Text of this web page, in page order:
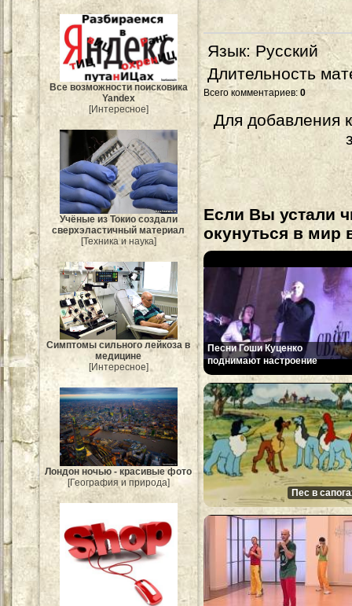
Все возможности поисковика
Yandex
[Интересное]
Учёные из Токио создали
сверхэластичный материал
[Техника и наука]
Симптомы сильного лейкоза в
медицине
[Интересное]
Лондон ночью - красивые фото
[География и природа]
Язык: Русский
Длительность
Всего комментариев: 0
Для добавления
Если Вы устали
окунуться в мир
Песни Гоши Куценко
поднимают настроение
Пес в